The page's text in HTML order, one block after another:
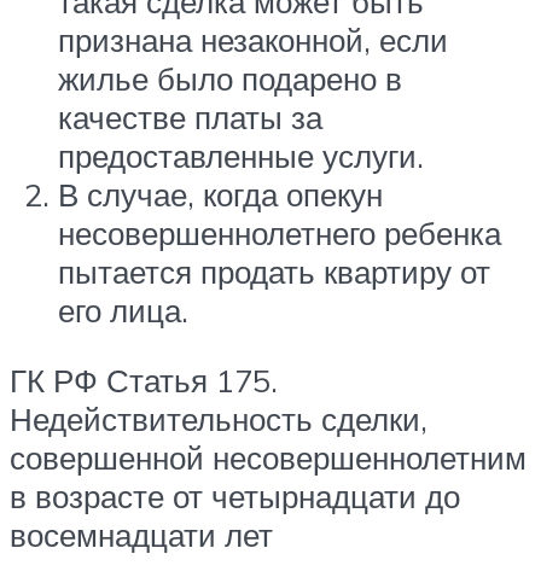
признана незаконной, если
жилье было подарено в
качестве платы за
предоставленные услуги.
В случае, когда опекун
несовершеннолетнего ребенка
пытается продать квартиру от
его лица.
ГК РФ Статья 175.
Недействительность сделки,
совершенной несовершеннолетним
в возрасте от четырнадцати до
восемнадцати лет